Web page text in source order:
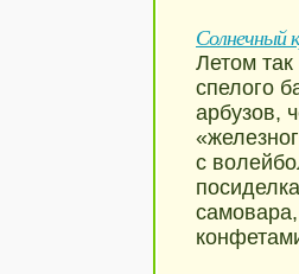
Солнечный
Летом так
спелого
арбузов,
с